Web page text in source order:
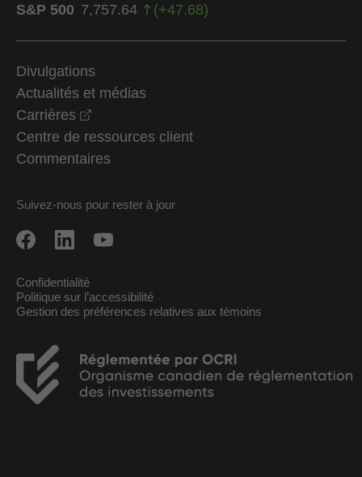
S&P 500 7,757.64 (+47.68)
Divulgations
Actualités et médias
Carrières
Centre de ressources client
Commentaires
Suivez-nous pour rester à jour
Confidentialité
Politique sur l’accessibilité
Gestion des préférences relatives aux témoins